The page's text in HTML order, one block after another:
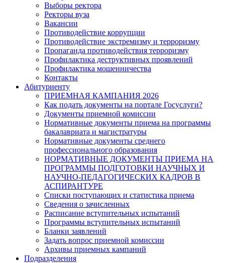
Выборы ректора
Ректоры вуза
Вакансии
Противодействие коррупции
Противодействие экстремизму и терроризму
Пропаганда противодействия терроризму
Профилактика деструктивных проявлений
Профилактика мошенничества
Контакты
Абитуриенту
ПРИЕМНАЯ КАМПАНИЯ 2026
Как подать документы на портале Госуслуги?
Документы приемной комиссии
Нормативные документы приема на программы
бакалавриата и магистратуры
Нормативные документы среднего
профессионального образования
НОРМАТИВНЫЕ ДОКУМЕНТЫ ПРИЕМА НА
ПРОГРАММЫ ПОДГОТОВКИ НАУЧНЫХ И
НАУЧНО-ПЕДАГОГИЧЕСКИХ КАДРОВ В
АСПИРАНТУРЕ
Списки поступающих и статистика приема
Сведения о зачисленных
Расписание вступительных испытаний
Программы вступительных испытаний
Бланки заявлений
Задать вопрос приемной комиссии
Архивы приемных кампаний
Подразделения